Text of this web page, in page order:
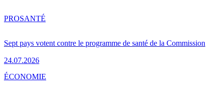
Sept pays votent contre le programme de santé de la Commission
24.07.2026
PROSANTÉ
ÉCONOMIE